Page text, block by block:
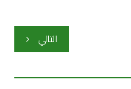
التالي